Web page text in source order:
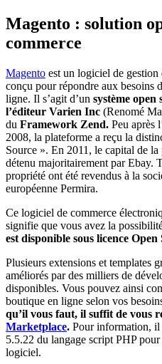
Magento : solution
commerce
Magento est un logiciel de
conçu pour répondre aux besoins
ligne. Il s’agit d’un système open
l’éditeur Varien Inc (Renomé
du Framework Zend. Peu après
2008, la plateforme a reçu la
Source ». En 2011, le capital de
détenu majoritairement par Ebay.
propriété ont été revendus à la
européenne Permira.
Ce logiciel de commerce
signifie que vous avez la
est disponible sous licence
Plusieurs extensions et templates
améliorés par des milliers de
disponibles. Vous pouvez ainsi
boutique en ligne selon vos
qu’il vous faut, il suffit de vous
Marketplace. Pour information, il
5.5.22 du langage script PHP
logiciel.